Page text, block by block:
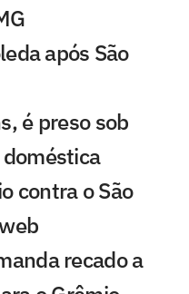
após São
é preso sob
contra o São
recado a